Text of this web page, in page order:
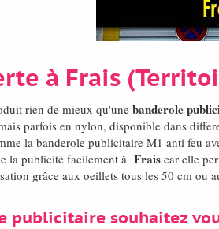
à Frais
rien de mieux qu'une banderole
parfois en nylon, disponible dans
la banderole publicitaire M1 anti feu
la publicité facilement à Fraiscar elle
grâce aux oeillets tous les 50 cm ou
publicitaire souhaitez